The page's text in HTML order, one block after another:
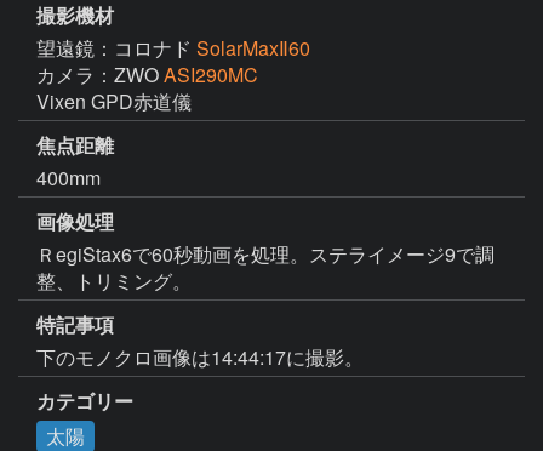
撮影機材
望遠鏡：コロナド SolarMaxⅡ60
カメラ：ZWOASI290MC
Vixen GPD赤道儀
焦点距離
400mm
画像処理
ＲegiStax6で60秒動画を処理。ステライメージ9で調
整、トリミング。
特記事項
下のモノクロ画像は14:44:17に撮影。
カテゴリー
太陽